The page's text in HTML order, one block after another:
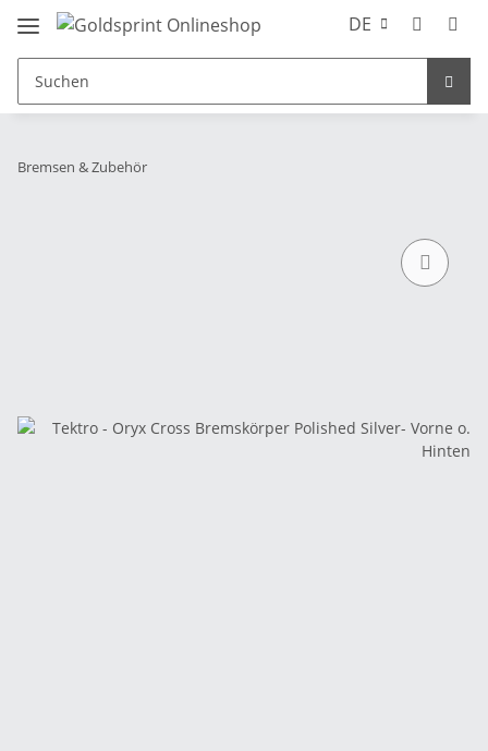
DE
Bremsen & Zubehör